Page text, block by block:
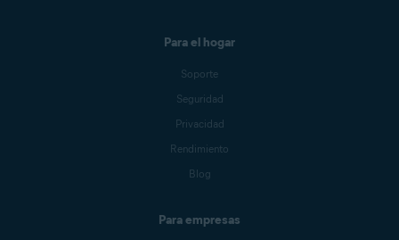
Para el hogar
Soporte
Seguridad
Privacidad
Rendimiento
Blog
Para empresas